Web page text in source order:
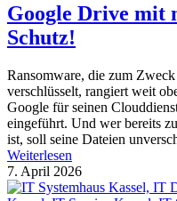
Google Drive mit
Schutz!
Ransomware, die zum
verschlüsselt, rangiert weit
Google für seinen
eingeführt. Und wer bereits
ist, soll seine Dateien
Weiterlesen
7. April 2026